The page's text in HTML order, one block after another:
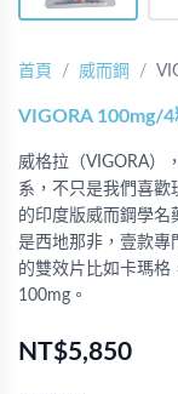
首頁 威而鋼
VIGORA 100mg/
威格拉（VIGORA）
系，不只是我們喜歡
的印度版威而鋼學名
是西地那非，壹款專
的雙效片比如卡瑪格
100mg。
NT$5,850